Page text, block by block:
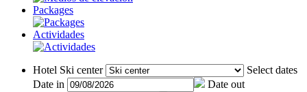
Packages
Actividades
Hotel Ski center
Select dates
Date in
Date out